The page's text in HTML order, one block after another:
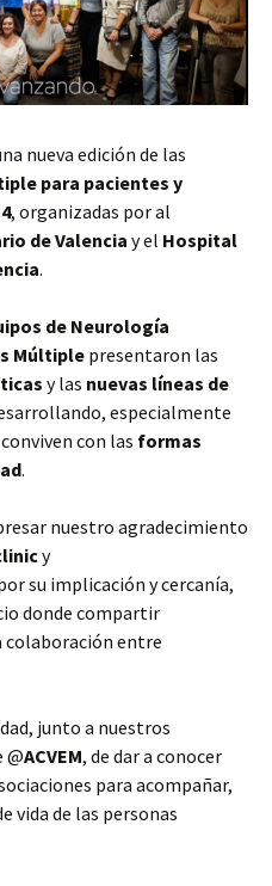
nueva edición de las
para pacientes y
, organizadas por al
de Valencia y el Hospital
.
de Neurología
Múltiple presentaron las
y las nuevas líneas de
especialmente
con las formas
.
nuestro agradecimiento
y
su implicación y cercanía,
donde compartir
entre
junto a nuestros
@ACVEM, de dar a conocer
para acompañar,
vida de las personas